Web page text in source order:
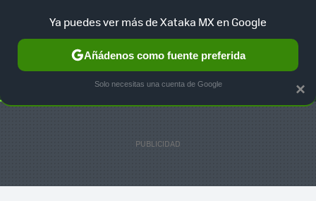
SELECCIÓN GAMING HOME AUTO TERRITORIO
×
Ya puedes ver más de Xataka MX en Google
Añádenos como fuente preferida
Solo necesitas una cuenta de Google